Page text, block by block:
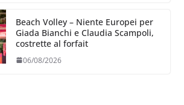
Beach Volley – Niente Europei per
Giada Bianchi e Claudia Scampoli,
costrette al forfait
06/08/2026